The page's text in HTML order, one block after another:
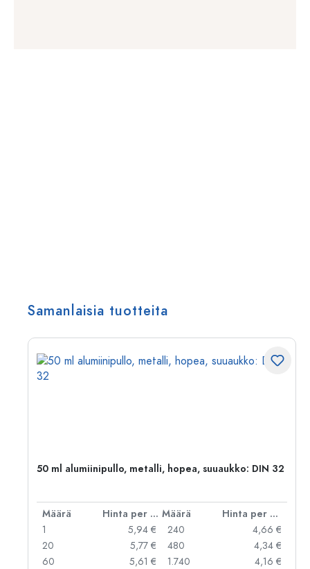
Samanlaisia tuotteita
50 ml alumiinipullo, metalli, hopea, suuaukko: DIN 32
Määrä Hinta per kpl Määrä
Hinta per kpl
1
5,94 €
20
5,77 €
60
5,61 €
240
4,66 €
480
4,34 €
1.740
4,16 €